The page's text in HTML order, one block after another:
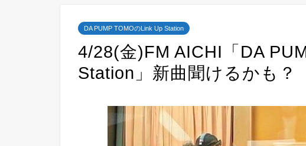
DA PUMP TOMOのLink Up Station
4/28(金)FM AICHI「DA
Station」新曲聞けるかも？